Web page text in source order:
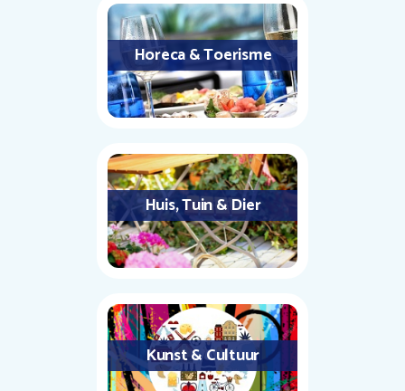
Horeca & Toerisme
Huis, Tuin & Dier
Kunst & Cultuur